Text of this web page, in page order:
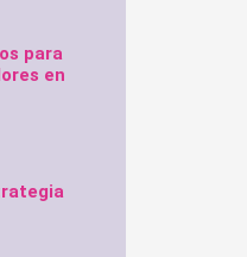
para
en